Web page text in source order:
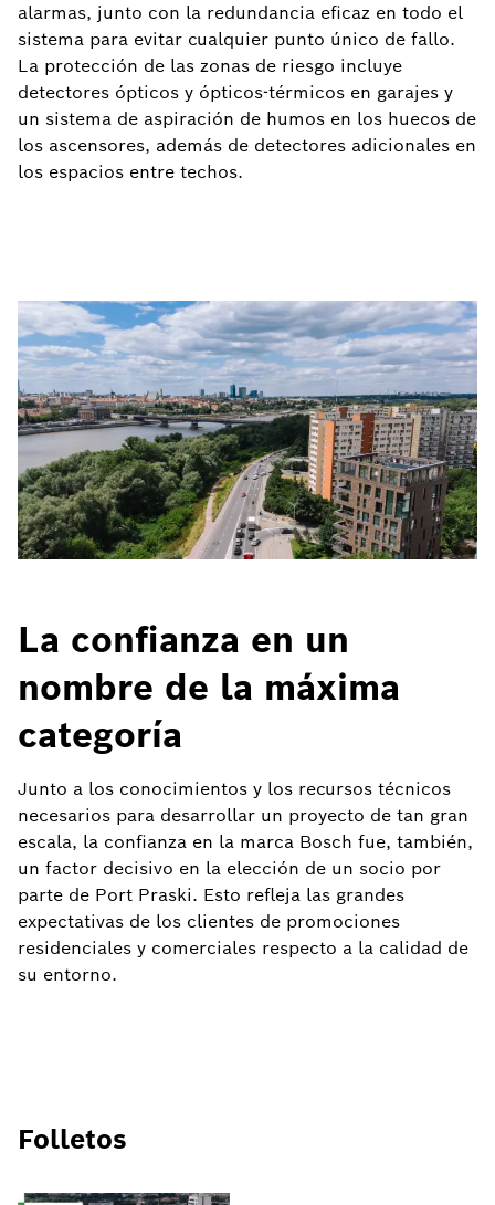
alarmas, junto con la redundancia eficaz en todo el
sistema para evitar cualquier punto único de fallo.
La protección de las zonas de riesgo incluye
detectores ópticos y ópticos-térmicos en garajes y
un sistema de aspiración de humos en los huecos de
los ascensores, además de detectores adicionales en
los espacios entre techos.
La confianza en un
nombre de la máxima
categoría
Junto a los conocimientos y los recursos técnicos
necesarios para desarrollar un proyecto de tan gran
escala, la confianza en la marca Bosch fue, también,
un factor decisivo en la elección de un socio por
parte de Port Praski. Esto refleja las grandes
expectativas de los clientes de promociones
residenciales y comerciales respecto a la calidad de
su entorno.
Folletos